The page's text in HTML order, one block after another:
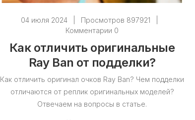
04 июля 2024 Просмотров 897921
Комментарии 0
Как отличить оригинальные
Ray Ban от подделки?
Как отличить оригинал очков Ray Ban? Чем подделки
отличаются от реплик оригинальных моделей?
Отвечаем на вопросы в статье.